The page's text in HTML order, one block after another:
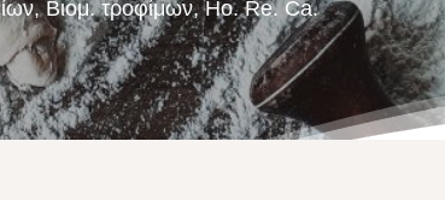
Βιομ. τροφίμων, Ho. Re. Ca.